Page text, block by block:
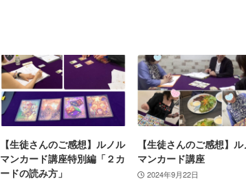
【生徒さんのご感想】ルノル
マンカード講座特別編「２カ
ードの読み方」
【生徒さんのご感想】
マンカード講座
2024年9月22日